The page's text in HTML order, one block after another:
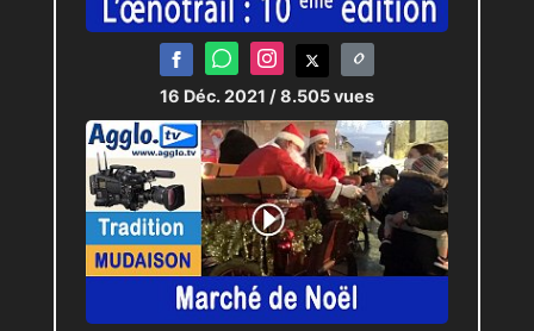
16 Déc. 2021 / 8.505 vues